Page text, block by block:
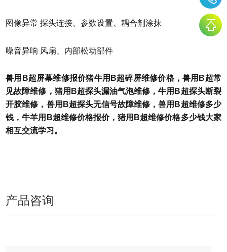
图像异常 探头连接、参数设置、耦合剂涂抹
噪音异响 风扇、内部松动部件
兽用B超屏幕维修报价猪牛用B超碎屏维修价格，兽用B超常
见故障维修，猪用B超探头漏油气泡维修，牛用B超探头断裂
开胶维修，兽用B超探头无信号故障维修，兽用B超维修多少
钱，牛羊用B超维修价格报价，猪用B超维修价格多少钱大家
相互交流学习。
产品咨询